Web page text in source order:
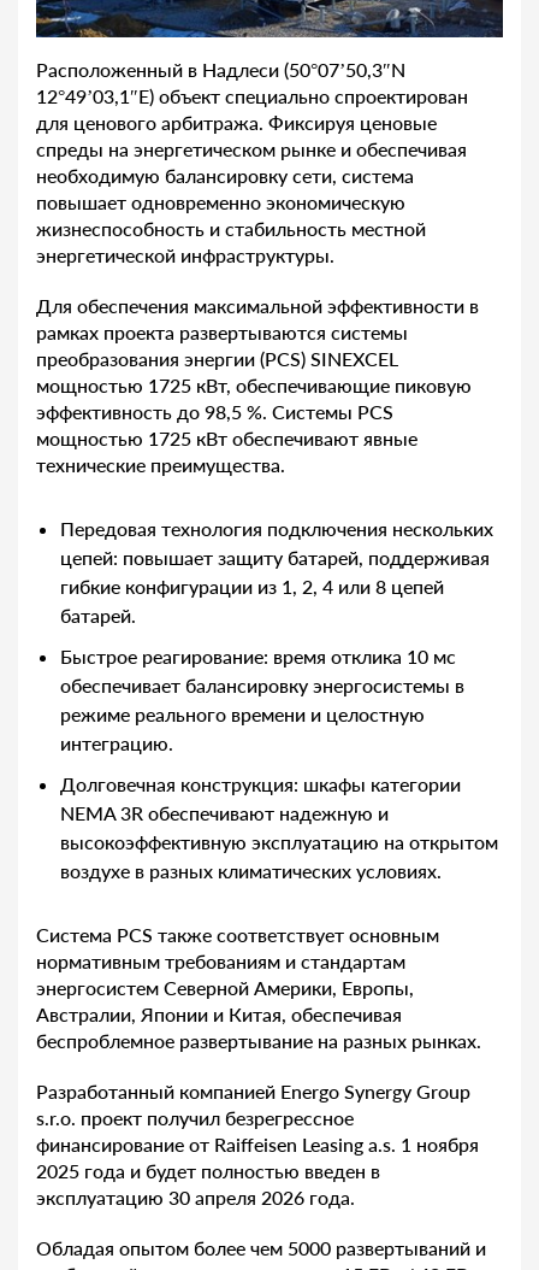
Расположенный в Надлеси (50°07’50,3″N
12°49’03,1″E) объект специально спроектирован
для ценового арбитража. Фиксируя ценовые
спреды на энергетическом рынке и обеспечивая
необходимую балансировку сети, система
повышает одновременно экономическую
жизнеспособность и стабильность местной
энергетической инфраструктуры.
Для обеспечения максимальной эффективности в
рамках проекта развертываются системы
преобразования энергии (PCS) SINEXCEL
мощностью 1725 кВт, обеспечивающие пиковую
эффективность до 98,5 %. Системы PCS
мощностью 1725 кВт обеспечивают явные
технические преимущества.
Передовая технология подключения нескольких
цепей: повышает защиту батарей, поддерживая
гибкие конфигурации из 1, 2, 4 или 8 цепей
батарей.
Быстрое реагирование: время отклика 10 мс
обеспечивает балансировку энергосистемы в
режиме реального времени и целостную
интеграцию.
Долговечная конструкция: шкафы категории
NEMA 3R обеспечивают надежную и
высокоэффективную эксплуатацию на открытом
воздухе в разных климатических условиях.
Система PCS также соответствует основным
нормативным требованиям и стандартам
энергосистем Северной Америки, Европы,
Австралии, Японии и Китая, обеспечивая
беспроблемное развертывание на разных рынках.
Разработанный компанией Energo Synergy Group
s.r.o. проект получил безрегрессное
финансирование от Raiffeisen Leasing a.s. 1 ноября
2025 года и будет полностью введен в
эксплуатацию 30 апреля 2026 года.
Обладая опытом более чем 5000 развертываний и